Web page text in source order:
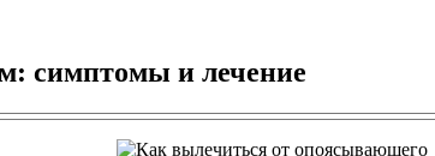
симптомы и лечение